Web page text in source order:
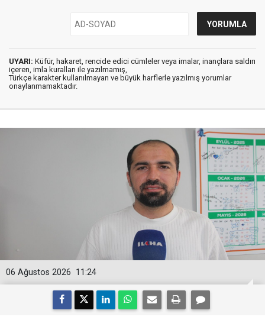
UYARI: Küfür, hakaret, rencide edici cümleler veya imalar, inançlara saldırı
içeren, imla kuralları ile yazılmamış,
Türkçe karakter kullanılmayan ve büyük harflerle yazılmış yorumlar
onaylanmamaktadır.
11:24
06 Ağustos 2026